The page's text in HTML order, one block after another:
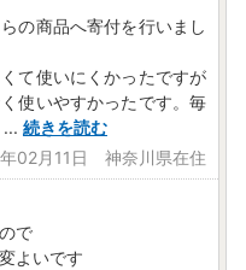
の商品へ寄付を行いまし
て使いにくかったですが
使いやすかったです。毎
... 続きを読む
02月11日 神奈川県在住
で
よいです